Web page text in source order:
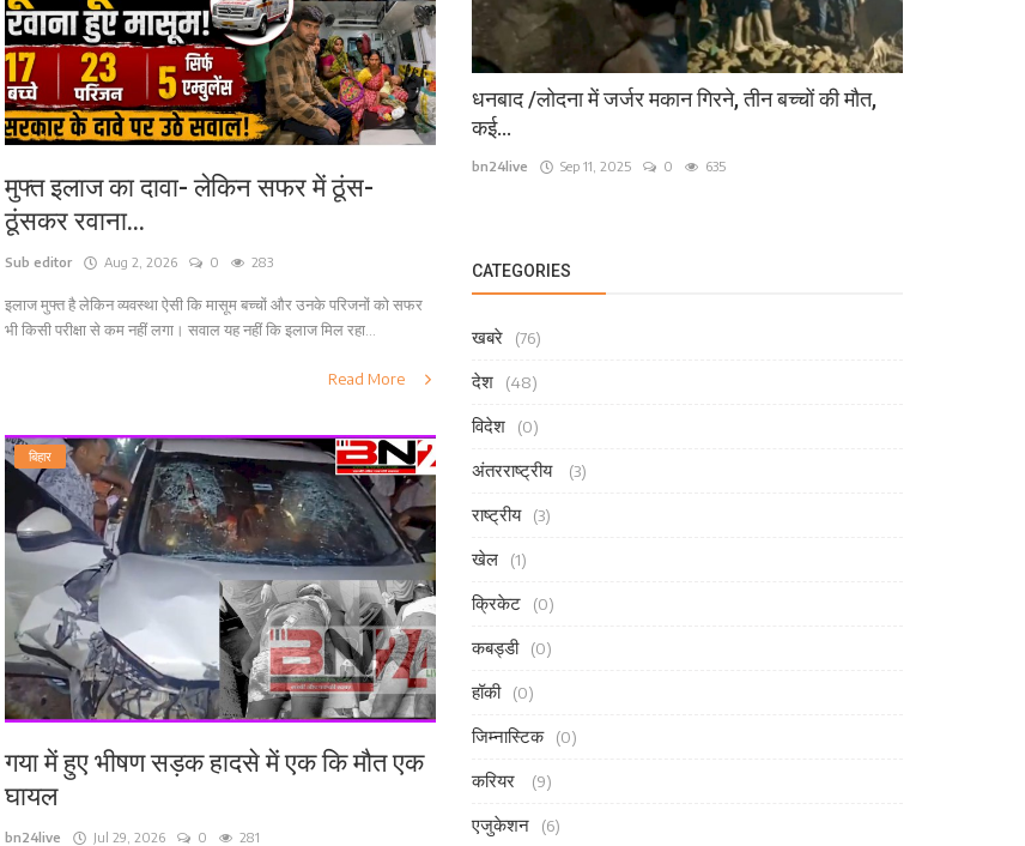
मुफ्त इलाज का दावा- लेकिन सफर में ठूंस-
ठूंसकर रवाना...
Sub editor Aug 2, 2026 0 283
इलाज मुफ्त है लेकिन व्यवस्था ऐसी कि मासूम बच्चों और उनके परिजनों को सफर
भी किसी परीक्षा से कम नहीं लगा। सवाल यह नहीं कि इलाज मिल रहा...
Read More
बिहार
गया में हुए भीषण सड़क हादसे में एक कि मौत एक
घायल
bn24live Jul 29, 2026 0 281
धनबाद /लोदना में जर्जर मकान गिरने, तीन बच्चों की मौत,
कई...
bn24live Sep 11, 2025 0 635
CATEGORIES
खबरे (76)
देश (48)
विदेश (0)
अंतरराष्ट्रीय (3)
राष्ट्रीय (3)
खेल (1)
क्रिकेट (0)
कबड्डी (0)
हॉकी (0)
जिम्नास्टिक (0)
करियर (9)
एजुकेशन (6)